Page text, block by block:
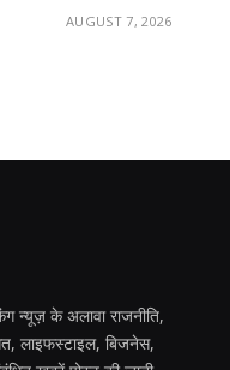
AUGUST 7, 2026
न्यूज़ के अलावा राजनीति,
लाइफस्टाइल, बिजनेस,